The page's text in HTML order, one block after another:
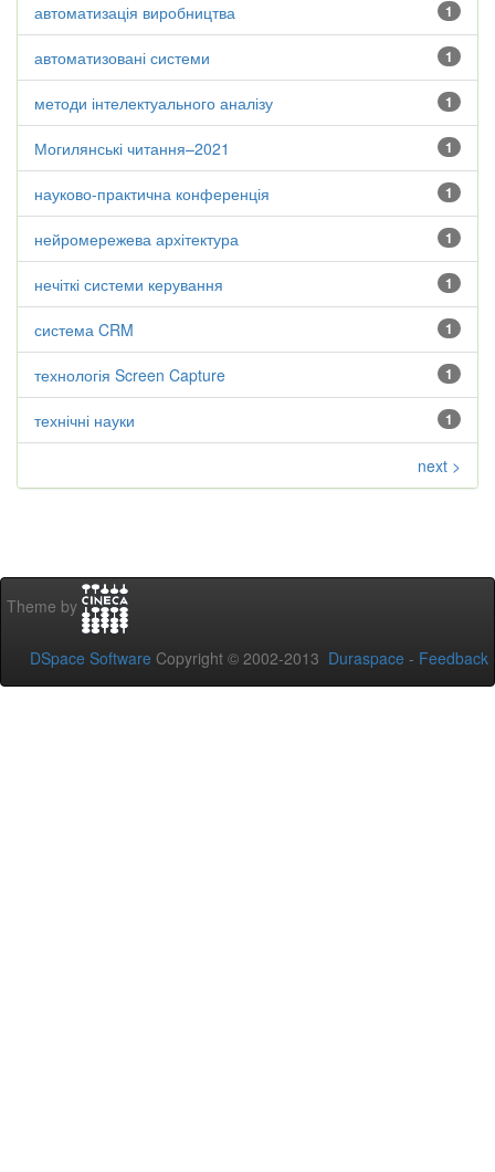
1
автоматизація виробництва
1
автоматизовані системи
1
методи інтелектуального аналізу
1
Могилянські читання–2021
1
науково-практична конференція
1
нейромережева архітектура
1
нечіткі системи керування
1
система CRM
1
технологія Screen Capture
1
технічні науки
next >
Theme by
DSpace Software Copyright © 2002-2013 Duraspace - Feedback